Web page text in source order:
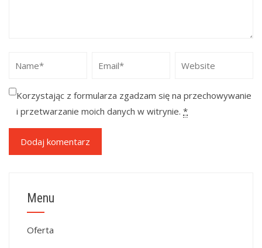
Korzystając z formularza zgadzam się na przechowywanie
i przetwarzanie moich danych w witrynie. *
Menu
Oferta